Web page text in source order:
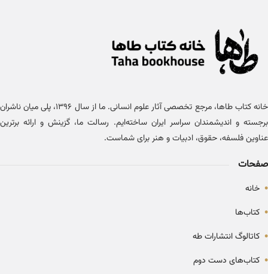
خانه کتاب طاها، مرجع تخصصی آثار علوم انسانی. ما از سال ۱۳۹۶، پلی میان ناشران
برجسته و اندیشمندان سراسر ایران ساخته‌ایم. رسالت ما، گزینش و ارائه برترین
عناوین فلسفه، حقوق، ادبیات و هنر برای شماست.
صفحات
• خانه
• کتاب‌ها
• کاتالوگ انتشارات طه
• کتاب‌های دست دوم